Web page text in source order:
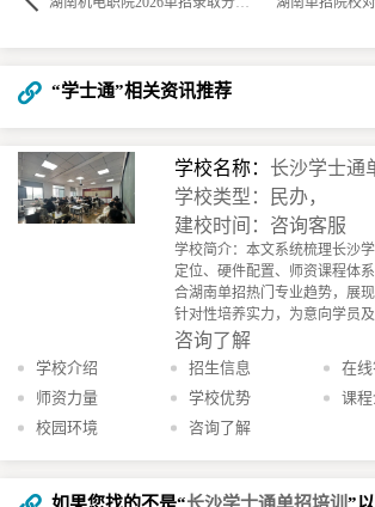
“学士通”相关资讯推荐
学校名称： 长沙学士通
学校类型：民办，
建校时间：咨询客服
学校简介：本文系统梳理长沙
定位、硬件配置、师资课程体
合湖南单招热门专业趋势，展
针对性培养实力，为意向学员及
咨询了解
学校介绍 招生信息
在
师资力量
学校优势
课
校园环境
咨询了解